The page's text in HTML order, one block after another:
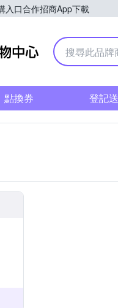
入口合作招商App下載
Yahoo購物中心
點換券 登記送